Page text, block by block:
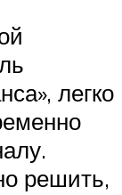
легко
решить,